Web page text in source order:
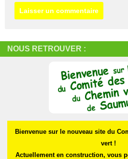
NOUS RETROUVER :
Bienvenue sur le nouveau site du
vert !
Actuellement en construction, vous